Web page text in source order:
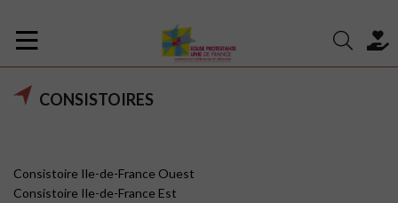
CONSISTOIRES
Consistoire Ile-de-France Ouest
Consistoire Ile-de-France Est